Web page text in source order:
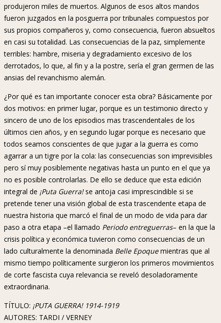
produjeron miles de muertos. Algunos de esos altos mandos
fueron juzgados en la posguerra por tribunales compuestos por
sus propios compañeros y, como consecuencia, fueron absueltos
en casi su totalidad. Las consecuencias de la paz, simplemente
terribles: hambre, miseria y degradamiento excesivo de los
derrotados, lo que, al fin y a la postre, sería el gran germen de las
ansias del revanchismo alemán.
¿Por qué es tan importante conocer esta obra? Básicamente por
dos motivos: en primer lugar, porque es un testimonio directo y
sincero de uno de los episodios mas trascendentales de los
últimos cien años, y en segundo lugar porque es necesario que
todos seamos conscientes de que jugar a la guerra es como
agarrar a un tigre por la cola: las consecuencias son imprevisibles
pero sí muy posiblemente negativas hasta un punto en el que ya
no es posible controlarlas. De ello se deduce que esta edición
integral de ¡Puta Guerra!se antoja casi imprescindible si se
pretende tener una visión global de esta trascendente etapa de
nuestra historia que marcó el final de un modo de vida para dar
paso a otra etapa –el llamado Periodo entreguerras– en la que la
crisis política y económica tuvieron como consecuencias de un
lado culturalmente la denominada Belle Epoquemientras que al
mismo tiempo políticamente surgieron los primeros movimientos
de corte fascista cuya relevancia se reveló desoladoramente
extraordinaria.
TÍTULO: ¡PUTA GUERRA! 1914-1919
AUTORES: TARDI / VERNEY